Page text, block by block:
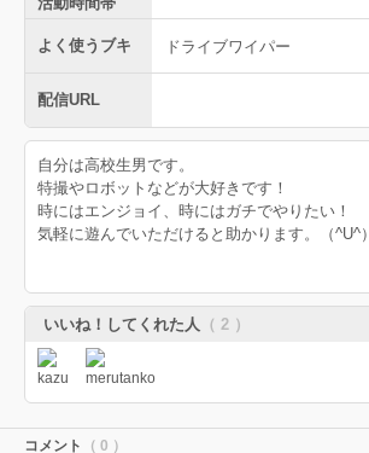
よく使うブキ ドライブワイパー
配信URL
自分は高校生男です。
特撮やロボットなどが大好きです！
時にはエンジョイ、時にはガチでやりたい！
気軽に遊んでいただけると助かります。（^U^）
いいね！してくれた人 （ 2 ）
コメント （ 0 ）